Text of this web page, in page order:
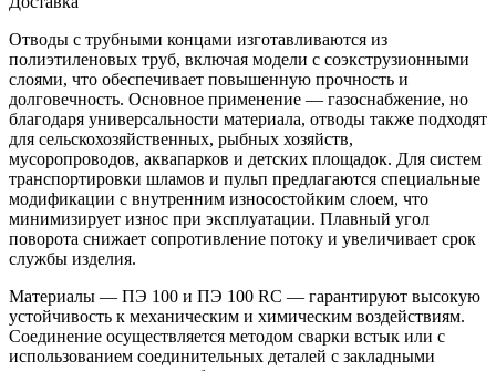
Отводы с трубными концами изготавливаются из
полиэтиленовых труб, включая модели с соэкструзионными
слоями, что обеспечивает повышенную прочность и
долговечность. Основное применение — газоснабжение, но
благодаря универсальности материала, отводы также подходят
для сельскохозяйственных, рыбных хозяйств,
мусоропроводов, аквапарков и детских площадок. Для систем
транспортировки шламов и пульп предлагаются специальные
модификации с внутренним износостойким слоем, что
минимизирует износ при эксплуатации. Плавный угол
поворота снижает сопротивление потоку и увеличивает срок
службы изделия.
Материалы — ПЭ 100 и ПЭ 100 RC — гарантируют высокую
устойчивость к механическим и химическим воздействиям.
Соединение осуществляется методом сварки встык или с
использованием соединительных деталей с закладными